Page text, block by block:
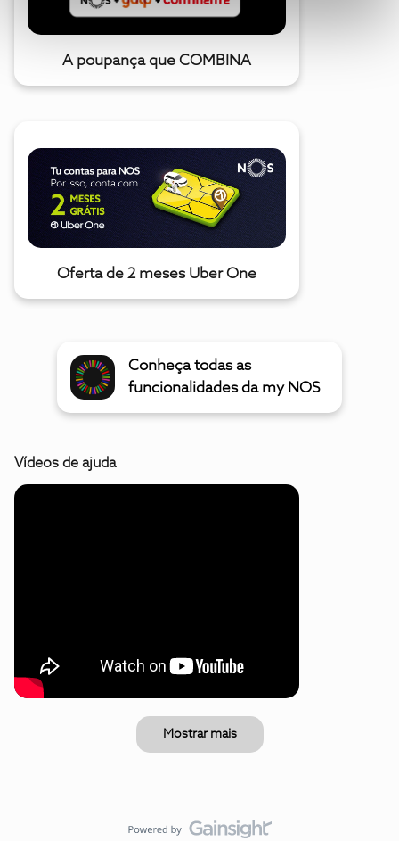
A poupança que COMBINA
Oferta de 2 meses Uber One
Conheça todas as
funcionalidades da my NOS
Vídeos de ajuda
Mostrar mais